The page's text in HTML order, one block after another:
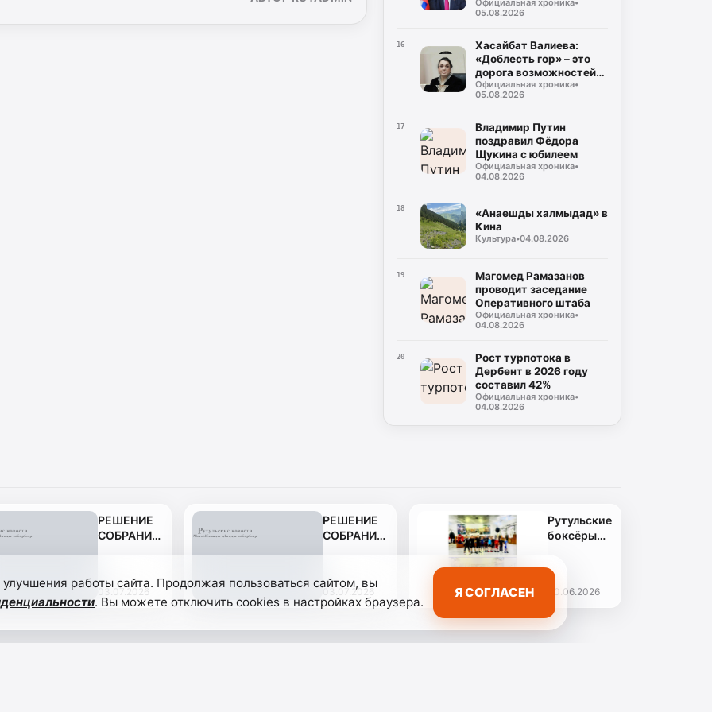
героев СВО
Официальная хроника•
05.08.2026
16
Хасайбат Валиева:
«Доблесть гор» – это
дорога возможностей
для героев,
возвращающихся к
Официальная хроника•
05.08.2026
17
Владимир Путин
поздравил Фёдора
Щукина с юбилеем
Официальная хроника•
04.08.2026
18
«Анаешды халмыдад» в
Кина
Культура•04.08.2026
19
Магомед Рамазанов
проводит заседание
Оперативного штаба
Официальная хроника•
04.08.2026
20
Рост турпотока в
Дербент в 2026 году
составил 42%
Официальная хроника•
04.08.2026
РЕШЕНИЕ
СОБРАНИЯ
ОБРАЗОВАНИЯ
-
СЕЛЬСКОЕ
«СЕЛЬСОВЕТ
03.07.2026
РЕШЕНИЕ
СОБРАНИЯ
МУСЛАХ»
03.07.2026
Рутульские
боксёры
спарринги
каспийской
«Стекляшке»
30.06.2026
работы сайта. Продолжая пользоваться сайтом, вы
. Вы можете отключить cookies в настройках браузера.
Я СОГЛАСЕН